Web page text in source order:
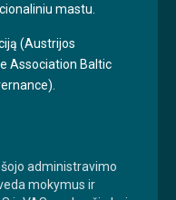
mastu.
(Austrijos
Association Baltic
administravimo
mokymus ir